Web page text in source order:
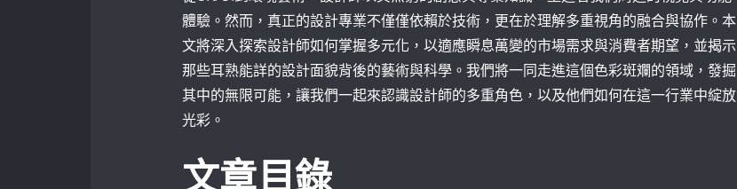
體驗。然而，真正的設計專業不僅僅依賴於技術，更在於理解多重視角的融合與協作。本
文將深入探索設計師如何掌握多元化，以適應瞬息萬變的市場需求與消費者期望，並揭示
那些耳熟能詳的設計面貌背後的藝術與科學。我們將一同走進這個色彩斑斕的領域，發掘
其中的無限可能，讓我們一起來認識設計師的多重角色，以及他們如何在這一行業中綻放
光彩。
文章目錄